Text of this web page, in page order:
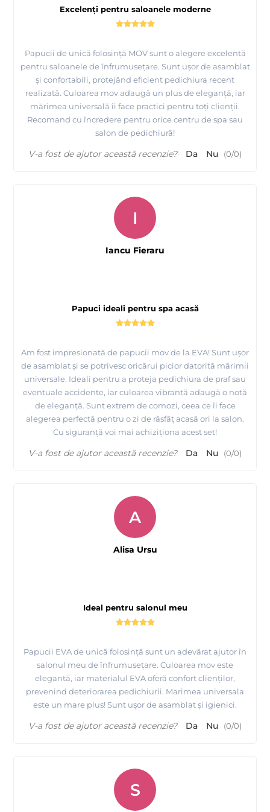
Excelenți pentru saloanele moderne
Papucii de unică folosință MOV sunt o alegere excelentă
pentru saloanele de înfrumusețare. Sunt ușor de asamblat
și confortabili, protejând eficient pedichiura recent
realizată. Culoarea mov adaugă un plus de eleganță, iar
mărimea universală îi face practici pentru toți clienții.
Recomand cu încredere pentru orice centru de spa sau
salon de pedichiură!
V-a fost de ajutor această recenzie? Da Nu (0/0)
Papuci ideali pentru spa acasă
Am fost impresionată de papucii mov de la EVA! Sunt ușor
de asamblat și se potrivesc oricărui picior datorită mărimii
universale. Ideali pentru a proteja pedichiura de praf sau
eventuale accidente, iar culoarea vibrantă adaugă o notă
de eleganță. Sunt extrem de comozi, ceea ce îi face
alegerea perfectă pentru o zi de răsfăț acasă ori la salon.
Cu siguranță voi mai achiziționa acest set!
I
Iancu Fieraru
V-a fost de ajutor această recenzie? Da Nu (0/0)
Ideal pentru salonul meu
Papucii EVA de unică folosință sunt un adevărat ajutor în
salonul meu de înfrumusețare. Culoarea mov este
elegantă, iar materialul EVA oferă confort clienților,
prevenind deteriorarea pedichiurii. Marimea universala
este un mare plus! Sunt ușor de asamblat și igienici.
A
Alisa Ursu
V-a fost de ajutor această recenzie? Da Nu (0/0)
S